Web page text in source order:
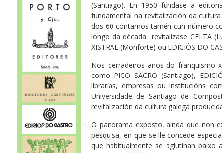
(Santiago). En 1950 fúndase a
fundamental na revitalización da
dos 60 contamos tamén cun número
longo da década revitalízase CELTA
XISTRAL (Monforte) ou EDICIÓS DO
Nos derradeiros anos do franquismo
como PICO SACRO (Santiago),
librarías, empresas ou institucións
Universidade de Santiago de
revitalización da cultura galega
O panorama exposto, aínda que non
pesquisa, en que se lle concede
que habitualmente se aglutinan baixo